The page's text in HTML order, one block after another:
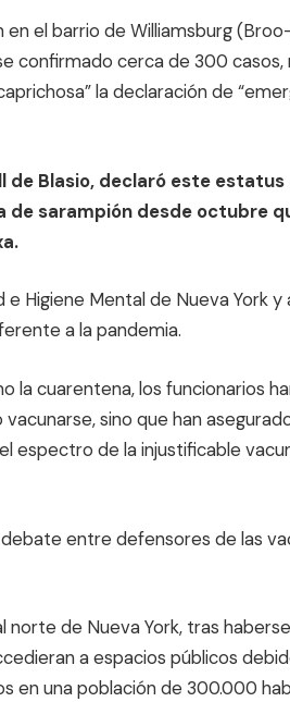
el barrio de Williamsburg
confirmado cerca de 300 casos,
la declaración de
de Blasio, declaró este estatus
de sarampión desde octubre
Higiene Mental de Nueva York y
a la pandemia.
la cuarentena, los funcionarios
sino que han
espectro de la injustificable
entre defensores de las
norte de Nueva York, tras
a espacios públicos
en una población de 300.000